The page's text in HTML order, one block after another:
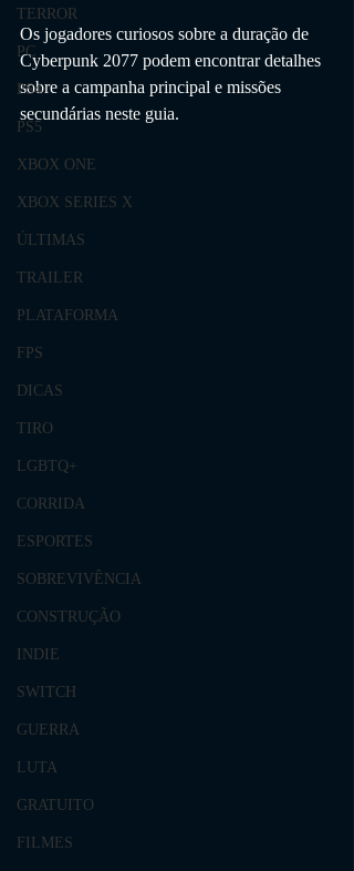
TERROR
PC
PS4
PS5
XBOX ONE
XBOX SERIES X
ÚLTIMAS
TRAILER
PLATAFORMA
FPS
DICAS
TIRO
LGBTQ+
CORRIDA
ESPORTES
SOBREVIVÊNCIA
CONSTRUÇÃO
INDIE
SWITCH
GUERRA
LUTA
GRATUITO
FILMES
Os jogadores curiosos sobre a duração de
Cyberpunk 2077 podem encontrar detalhes
sobre a campanha principal e missões
secundárias neste guia.